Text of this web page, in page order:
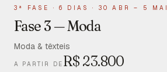
3ª FASE · 6 DIAS · 30 ABR – 5 MAI
Fase 3 — Moda
Moda & têxteis
A PARTIR DE R$ 23.800